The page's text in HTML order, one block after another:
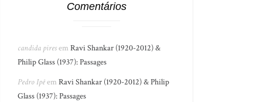
Comentários
candida piresemRavi Shankar (1920-2012) &
Philip Glass (1937): Passages
Pedro IpêemRavi Shankar (1920-2012) & Philip
Glass (1937): Passages